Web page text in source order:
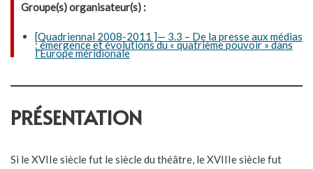
Groupe(s) organisateur(s) :
[Quadriennal 2008-2011 ]— 3.3 – De la presse aux médias
: émergence et évolutions du « quatrième pouvoir » dans
l’Europe méridionale
PRÉSENTATION
Si le XVIIe siècle fut le siècle du théâtre, le XVIIIe siècle fut